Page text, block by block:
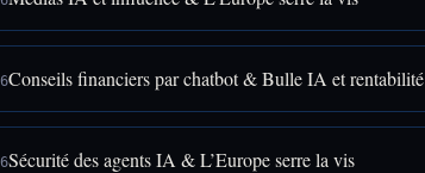
Conseils financiers par chatbot & Bulle IA et rentabilité
Sécurité des agents IA & L’Europe serre la vis